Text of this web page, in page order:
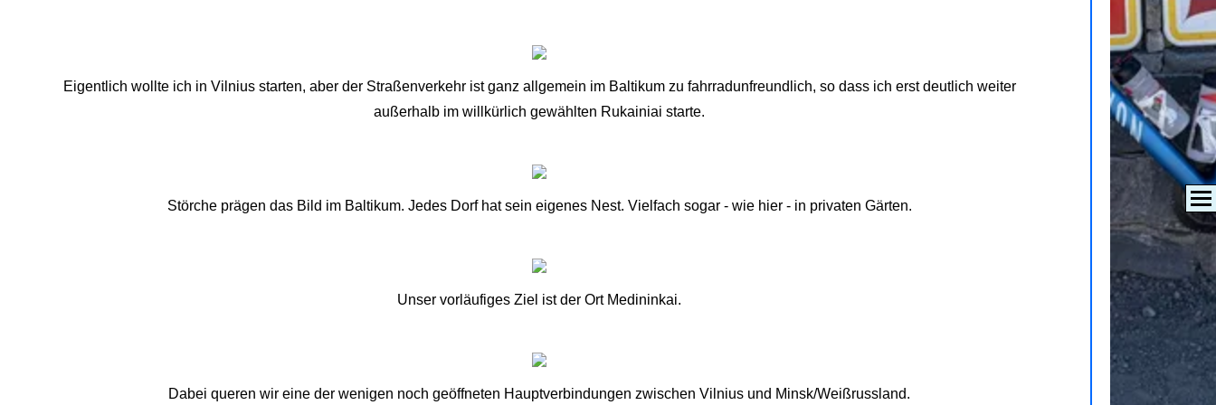
Eigentlich wollte ich in Vilnius starten, aber der Straßenverkehr ist ganz allgemein im Baltikum zu fahrradunfreundlich, so dass ich erst deutlich weiter
außerhalb im willkürlich gewählten Rukainiai starte.
Störche prägen das Bild im Baltikum. Jedes Dorf hat sein eigenes Nest. Vielfach sogar - wie hier - in privaten Gärten.
Unser vorläufiges Ziel ist der Ort Medininkai.
Dabei queren wir eine der wenigen noch geöffneten Hauptverbindungen zwischen Vilnius und Minsk/Weißrussland.